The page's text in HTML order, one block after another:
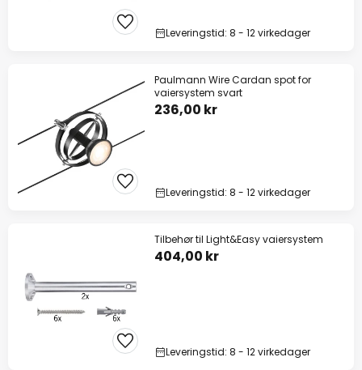
Leveringstid: 8 - 12 virkedager
Paulmann Wire Cardan spot for
vaiersystem svart
236,00 kr
Leveringstid: 8 - 12 virkedager
Tilbehør til Light&Easy vaiersystem
404,00 kr
Leveringstid: 8 - 12 virkedager